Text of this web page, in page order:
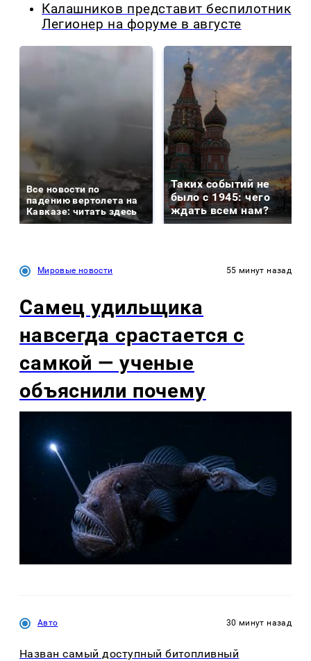
Калашников представит беспилотник
Легионер на форуме в августе
Все новости по
падению вертолета на
Кавказе: читать здесь
Таких событий не
было с 1945: чего
ждать всем нам?
Мировые новости 55 минут назад
Самец удильщика
навсегда срастается с
самкой — ученые
объяснили почему
Авто 30 минут назад
Назван самый доступный битопливный